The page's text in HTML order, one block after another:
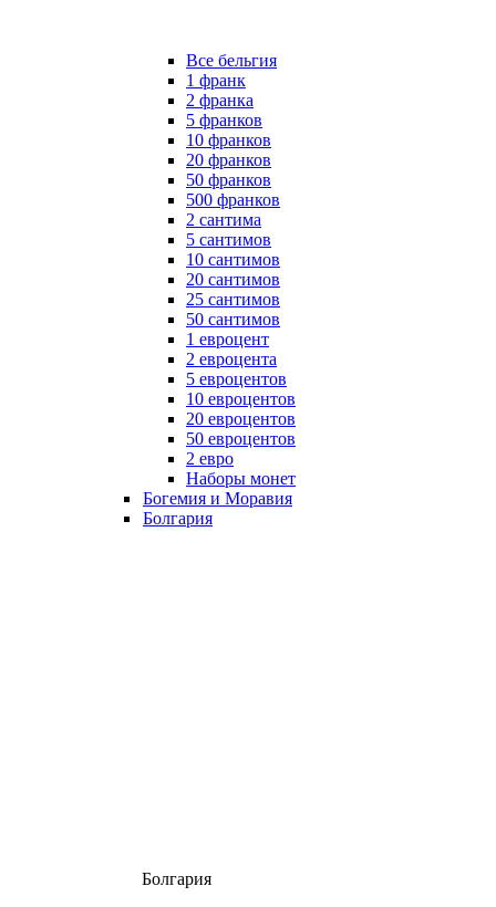
Все бельгия
1 франк
2 франка
5 франков
10 франков
20 франков
50 франков
500 франков
2 сантима
5 сантимов
10 сантимов
20 сантимов
25 сантимов
50 сантимов
1 евроцент
2 евроцента
5 евроцентов
10 евроцентов
20 евроцентов
50 евроцентов
2 евро
Наборы монет
Богемия и Моравия
Болгария
Болгария